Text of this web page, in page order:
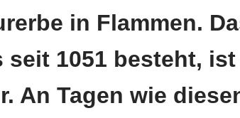
in Flammen.
seit 1051 besteht,
An Tagen wie